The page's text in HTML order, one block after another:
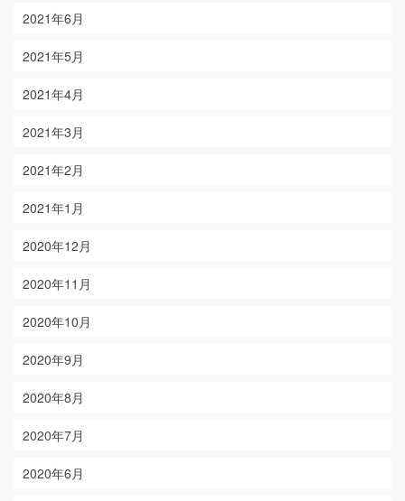
2021年6月
2021年5月
2021年4月
2021年3月
2021年2月
2021年1月
2020年12月
2020年11月
2020年10月
2020年9月
2020年8月
2020年7月
2020年6月